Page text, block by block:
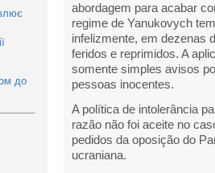
до
abordagem para acabar
regime de Yanukovych
infelizmente, em dezenas
feridos e reprimidos. A
somente simples avisos
pessoas inocentes.
A política de intolerância
razão não foi aceite no
pedidos da oposição do
ucraniana.